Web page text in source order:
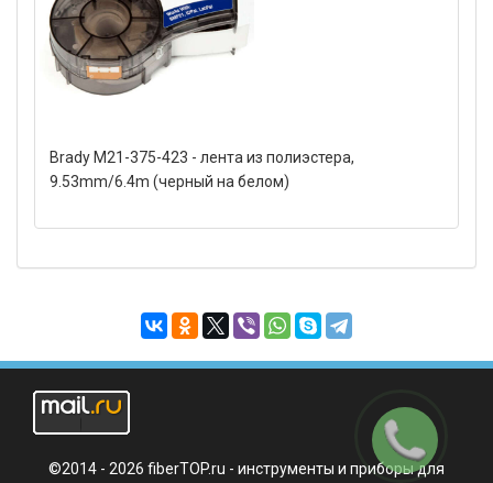
Brady M21-375-423 - лента из полиэстера,
9.53mm/6.4m (черный на белом)
©2014 - 2026 fiberTOP.ru - инструменты и приборы для
Заказать
звонок